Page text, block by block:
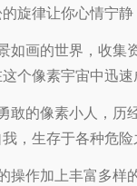
旋律让你心情宁静
如画的世界，收集
个像素宇宙中迅速
敢的像素小人，历
，生存于各种危险
操作加上丰富多样